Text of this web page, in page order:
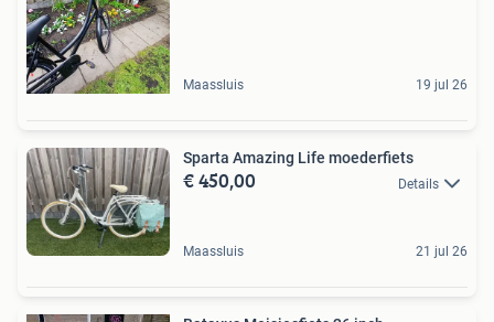
Maassluis 19 jul 26
Sparta Amazing Life moederfiets
€ 450,00 Details
Maassluis 21 jul 26